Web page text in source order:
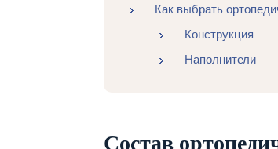
Как выбрать
Конструкция
Наполнители
Состав